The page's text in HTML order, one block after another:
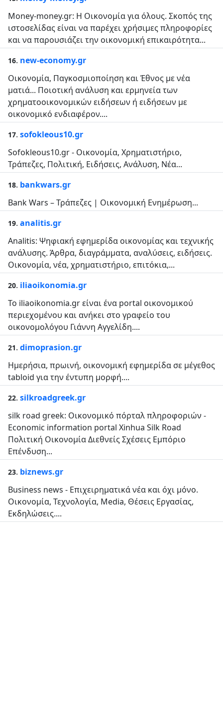
Money-money.gr: Η Οικονομία για όλους. Σκοπός της
ιστοσελίδας είναι να παρέχει χρήσιμες πληροφορίες
και να παρουσιάζει την οικονομική επικαιρότητα...
16. new-economy.gr
Οικονομία, Παγκοσμιοποίηση και Έθνος με νέα
ματιά... Ποιοτική ανάλυση και ερμηνεία των
χρηματοοικονομικών ειδήσεων ή ειδήσεων με
οικονομικό ενδιαφέρον....
17. sofokleous10.gr
Sofokleous10.gr - Οικονομία, Χρηματιστήριο,
Τράπεζες, Πολιτική, Ειδήσεις, Ανάλυση, Νέα...
18. bankwars.gr
Bank Wars – Τράπεζες | Οικονομική Ενημέρωση...
19. analitis.gr
Analitis: Ψηφιακή εφημερίδα οικονομίας και τεχνικής
ανάλυσης. Άρθρα, διαγράμματα, αναλύσεις, ειδήσεις.
Οικονομία, νέα, χρηματιστήριο, επιτόκια,...
20. iliaoikonomia.gr
Το iliaoikonomia.gr είναι ένα portal οικονομικού
περιεχομένου και ανήκει στο γραφείο του
οικονομολόγου Γιάννη Αγγελίδη....
21. dimoprasion.gr
Ημερήσια, πρωινή, οικονομική εφημερίδα σε μέγεθος
tabloid για την έντυπη μορφή....
22. silkroadgreek.gr
silk road greek: Οικονομικό πόρταλ πληροφοριών -
Economic information portal Xinhua Silk Road
Πολιτική Οικονομία Διεθνείς Σχέσεις Εμπόριο
Επένδυση...
23. biznews.gr
Business news - Επιχειρηματικά νέα και όχι μόνο.
Οικονομία, Τεχνολογία, Media, Θέσεις Εργασίας,
Εκδηλώσεις....